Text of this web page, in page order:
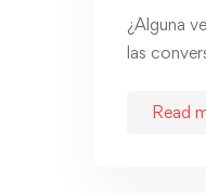
¿Alguna
las
Read